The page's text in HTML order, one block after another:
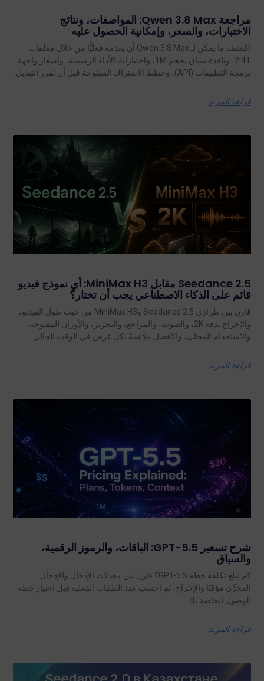
مراجعة Qwen 3.8 Max: المواصفات، ونتائج
الاختبارات، والسعر، وإمكانية الحصول عليه
اكتشف ما يمكن لـ Qwen 3.8 Max أن يقدمه فعليًّا من خلال معلمات
2.4T، ونافذة سياق بحجم 1M، واختبارات الأداء الرسمية، وأسعار واجهة
برمجة التطبيقات (API)، وخطط الاشتراك المفتوحة قبل أن تقرر التبديل.
قراءة المزيد
Seedance 2.5 مقابل MiniMax H3: أي نموذج فيديو
قائم على الذكاء الاصطناعي يجب أن تختار؟
قارن بين طرازي Seedance 2.5 وMiniMax H3 من حيث طول الفيديو،
والإخراج بدقة 2K، والصوت، والمراجع، والتحرير، والأوزان المفتوحة،
والاستخدام المحلي، والأفضل ملاءمةً لكل غرض في الوقت الحالي.
قراءة المزيد
شرح تسعير GPT-5.5: الباقات، والرموز الرقمية،
والسياق
كم تبلغ تكلفة خطة GPT-5.5؟ قارن بين معدلات الإدخال والإدخال
المخزّن مؤقتًا والإخراج، ثم احسب عدد الطلبات الفعلية قبل اختيار خطة
الوصول الخاصة بك.
قراءة المزيد